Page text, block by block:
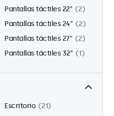
Pantallas táctiles 22"
2
Pantallas táctiles 24"
2
Pantallas táctiles 27"
2
Pantallas táctiles 32"
1
Escritorio
21